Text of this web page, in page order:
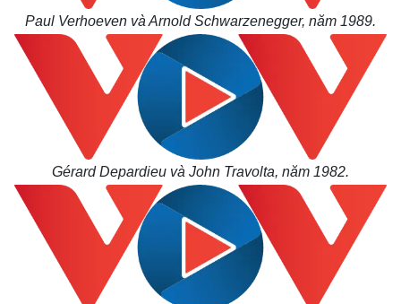
Paul Verhoeven và Arnold Schwarzenegger, năm 1989.
Gérard Depardieu và John Travolta, năm 1982.